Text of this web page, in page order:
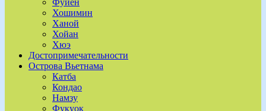
Фуйен
Хошимин
Ханой
Хойан
Хюэ
Достопримечательности
Острова Вьетнама
Катба
Кондао
Намзу
Фукуок